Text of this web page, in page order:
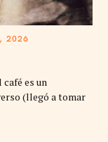
2026
es un
(llegó a tomar